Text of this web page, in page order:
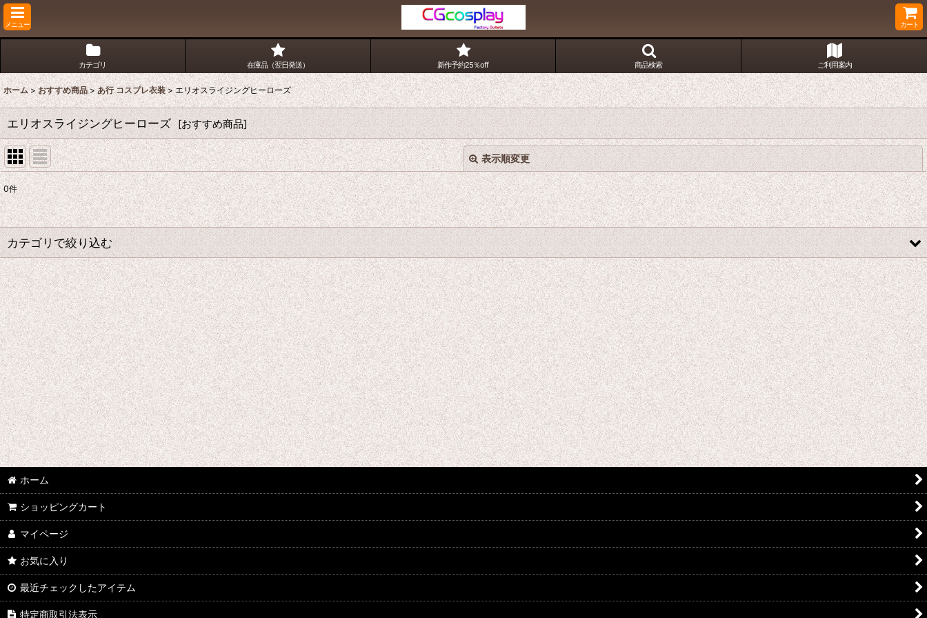
メニュー カート
カテゴリ 在庫品（翌日発送） 新作予約25％off 商品検索 ご利用案内
ホーム > おすすめ商品 > あ行 コスプレ衣装 > エリオスライジングヒーローズ
エリオスライジングヒーローズ [おすすめ商品]
表示順変更
表示数:
並び順:
絞り込む
閉じる
0件
カテゴリで絞り込む
あ行 コスプレ衣装 (全商品)
ウマ娘プリティーダービー
あんさんぶるスターズ
IdentityV
アズールレーン
王様ランキング
イケメン戦国 時をかける恋
イケメン革命 アリスと恋の魔法
イケメンヴァンパイア
A3!(エースリー)
俺を好きなのはお前だけかよ
ヴァイオレット・エヴァーガーデン
ホーム
ショッピングカート
マイページ
お気に入り
最近チェックしたアイテム
特定商取引法表示